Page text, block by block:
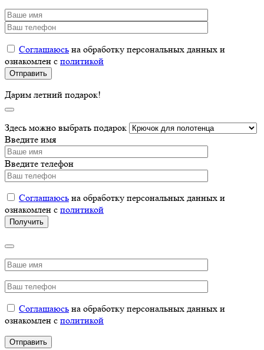
Соглашаюсь на обработку персональных данных и
ознакомлен с политикой
Дарим летний подарок!
Здесь можно выбрать подарок
Введите имя
Введите телефон
Соглашаюсь на обработку персональных данных и
ознакомлен с политикой
Соглашаюсь на обработку персональных данных и
ознакомлен с политикой